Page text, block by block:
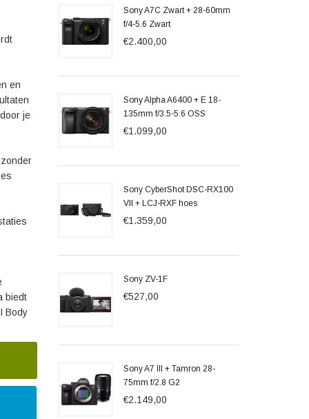
en
je
biedt
Body
Sony A7C Zwart + 28-60mm
f/4-5.6 Zwart
€2.400,00
Sony Alpha A6400 + E 18-
135mm f/3.5-5.6 OSS
€1.099,00
Sony CyberShot DSC-RX100
VII + LCJ-RXF hoes
€1.359,00
Sony ZV-1F
€527,00
Sony A7 III + Tamron 28-
75mm f/2.8 G2
€2.149,00